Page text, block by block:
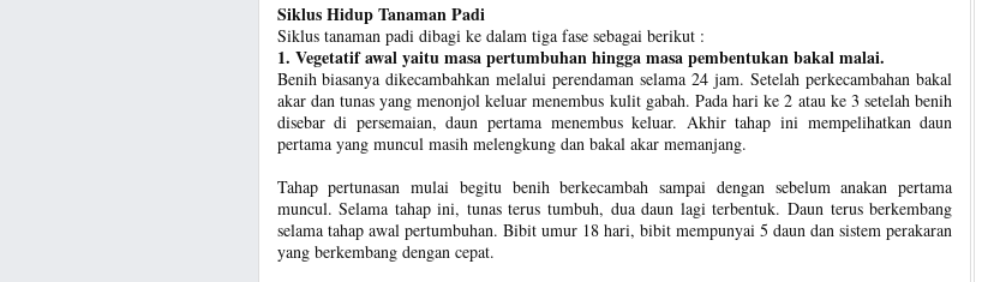
Siklus Hidup Tanaman Padi
Siklus tanaman padi dibagi ke dalam tiga fase sebagai berikut :
1. Vegetatif awal yaitu masa pertumbuhan hingga masa pembentukan bakal malai.
Benih biasanya dikecambahkan melalui perendaman selama 24 jam. Setelah perkecambahan bakal
akar dan tunas yang menonjol keluar menembus kulit gabah. Pada hari ke 2 atau ke 3 setelah benih
disebar di persemaian, daun pertama menembus keluar. Akhir tahap ini mempelihatkan daun
pertama yang muncul masih melengkung dan bakal akar memanjang.
Tahap pertunasan mulai begitu benih berkecambah sampai dengan sebelum anakan pertama
muncul. Selama tahap ini, tunas terus tumbuh, dua daun lagi terbentuk. Daun terus berkembang
selama tahap awal pertumbuhan. Bibit umur 18 hari, bibit mempunyai 5 daun dan sistem perakaran
yang berkembang dengan cepat.